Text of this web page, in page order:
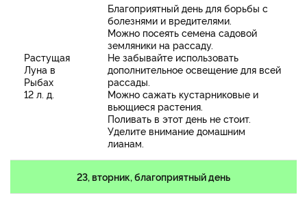
Растущая
Луна в
Рыбах
12 л. д.
Благоприятный день для борьбы с
болезнями и вредителями.
Можно посеять семена садовой
земляники на рассаду.
Не забывайте использовать
дополнительное освещение для всей
рассады.
Можно сажать кустарниковые и
вьющиеся растения.
Поливать в этот день не стоит.
Уделите внимание домашним
лианам.
23, вторник, благоприятный день